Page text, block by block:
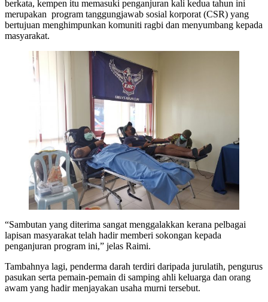
berkata, kempen itu memasuki penganjuran kali kedua tahun ini
merupakan program tanggungjawab sosial korporat (CSR) yang
bertujuan menghimpunkan komuniti ragbi dan menyumbang kepada
masyarakat.
“Sambutan yang diterima sangat menggalakkan kerana pelbagai
lapisan masyarakat telah hadir memberi sokongan kepada
penganjuran program ini,” jelas Raimi.
Tambahnya lagi, penderma darah terdiri daripada jurulatih, pengurus
pasukan serta pemain-pemain di samping ahli keluarga dan orang
awam yang hadir menjayakan usaha murni tersebut.